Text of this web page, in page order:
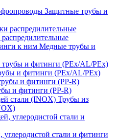
Защитные трубы и
Медные трубы и
и фитинги (PEx/AL/PEx)
и фитинги (PP-R)
Трубы из
стали и фитинги